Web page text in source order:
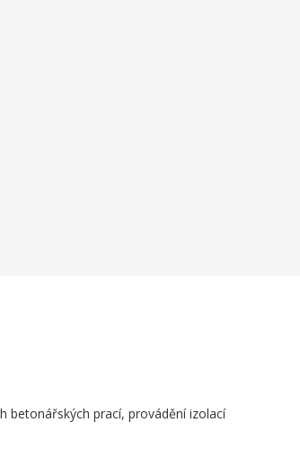
betonářských prací, provádění izolací